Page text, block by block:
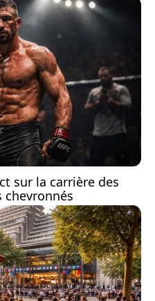
sur la carrière des